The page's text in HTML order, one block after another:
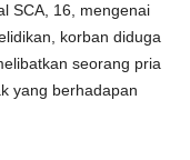
SCA, 16, mengenai
korban diduga
seorang pria
yang berhadapan